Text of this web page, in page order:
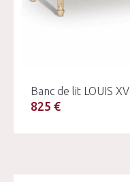
Banc de lit LOUIS XVI
825 €